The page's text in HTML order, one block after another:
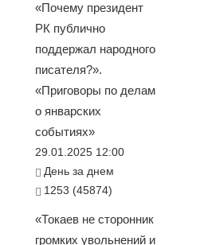
«Почему президент
РК публично
поддержал народного
писателя?».
«Приговоры по делам
о январских
событиях»
29.01.2025 12:00
День за днем
1253 (45874)
«Токаев не сторонник
громких увольнений и